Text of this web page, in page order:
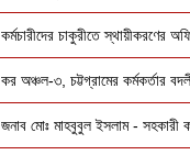
কর্মচারীদের চাকুরীতে স্থায়ীকরণের
কর অঞ্চল-৩, চট্টগ্রামের কর্মকর্তার
জনাব মোঃ মাহবুবুল ইসলাম - সহকারী